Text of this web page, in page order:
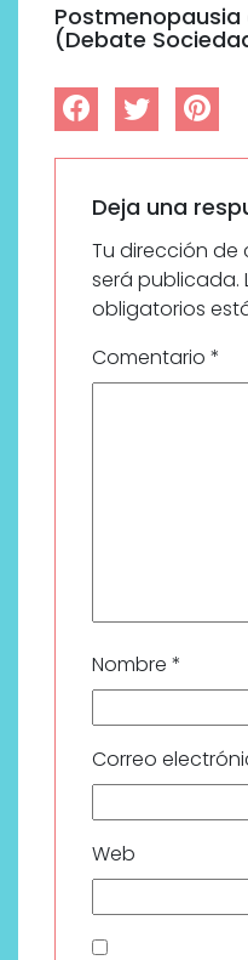
Postmenopausia
(Debate
Deja una
Tu dirección de
será publicada.
obligatorios
Comentario *
Nombre *
Correo
Web